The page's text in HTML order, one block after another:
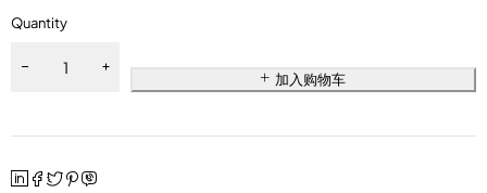
Quantity
加入购物车